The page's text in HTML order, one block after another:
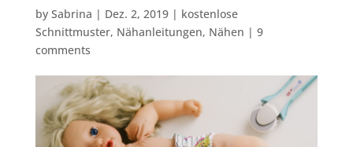
by Sabrina | Dez. 2, 2019| kostenlose
Schnittmuster, Nähanleitungen, Nähen | 9
comments